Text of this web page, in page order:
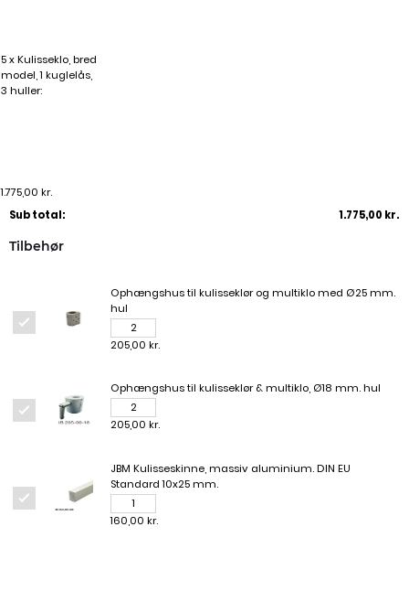
5 x Kulisseklo, bred
model, 1 kuglelås,
3 huller:
1.775,00 kr.
Sub total:
1.775,00 kr.
Tilbehør
Ophængshus til kulisseklør og multiklo med Ø25 mm.
hul
205,00 kr.
Ophængshus til kulisseklør & multiklo, Ø18 mm. hul
205,00 kr.
JBM Kulisseskinne, massiv aluminium. DIN EU
Standard 10x25 mm.
160,00 kr.